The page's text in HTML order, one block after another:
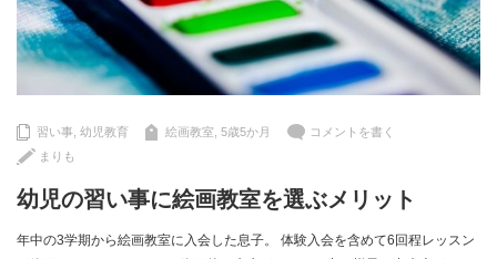
習い事 幼児教育 絵画教室 5歳5か月
コメントを書く
まりも
幼児の習い事に絵画教室を選ぶメリット
年中の3学期から絵画教室に入会した息子。 体験入会を含めて6回程レッスン